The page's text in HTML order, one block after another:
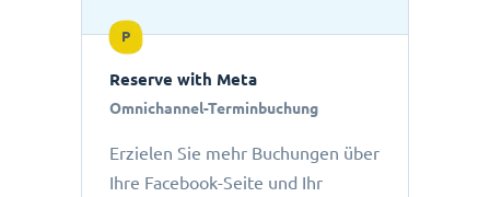
P
Reserve with Meta
Omnichannel-Terminbuchung
Erzielen Sie mehr Buchungen über
Ihre Facebook-Seite und Ihr